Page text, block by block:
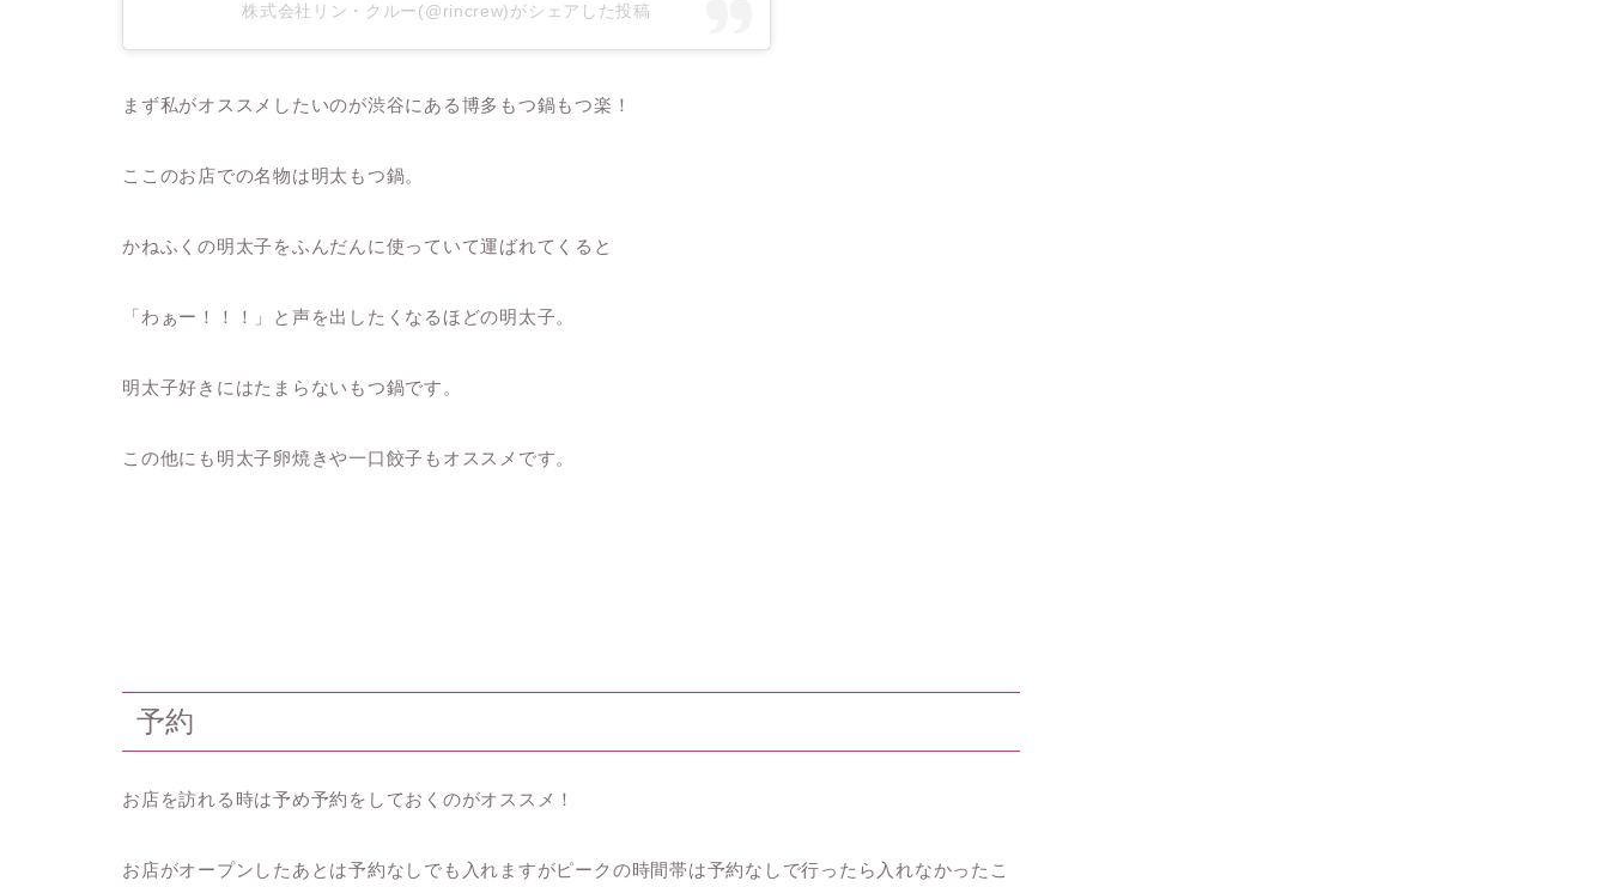
株式会社リン・クルー(@rincrew)がシェアした投稿
まず私がオススメしたいのが渋谷にある博多もつ鍋もつ楽！
ここのお店での名物は明太もつ鍋。
かねふくの明太子をふんだんに使っていて運ばれてくると
「わぁー！！！」と声を出したくなるほどの明太子。
明太子好きにはたまらないもつ鍋です。
この他にも明太子卵焼きや一口餃子もオススメです。
予約
お店を訪れる時は予め予約をしておくのがオススメ！
お店がオープンしたあとは予約なしでも入れますがピークの時間帯は予約なしで行ったら入れなかったこ